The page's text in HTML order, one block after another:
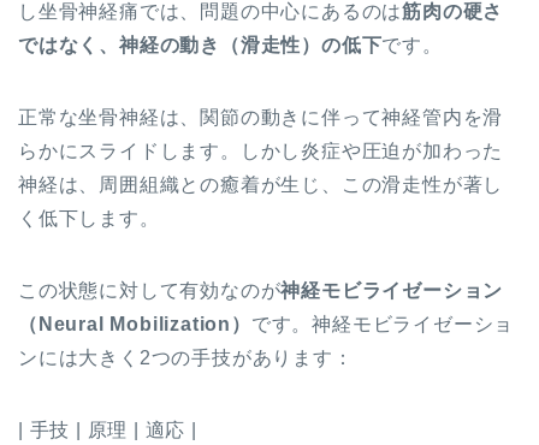
し坐骨神経痛では、問題の中心にあるのは筋肉の硬さ
ではなく、神経の動き（滑走性）の低下です。
正常な坐骨神経は、関節の動きに伴って神経管内を滑
らかにスライドします。しかし炎症や圧迫が加わった
神経は、周囲組織との癒着が生じ、この滑走性が著し
く低下します。
この状態に対して有効なのが神経モビライゼーション
（Neural Mobilization） です。神経モビライゼーショ
ンには大きく2つの手技があります：
| 手技 | 原理 | 適応 |